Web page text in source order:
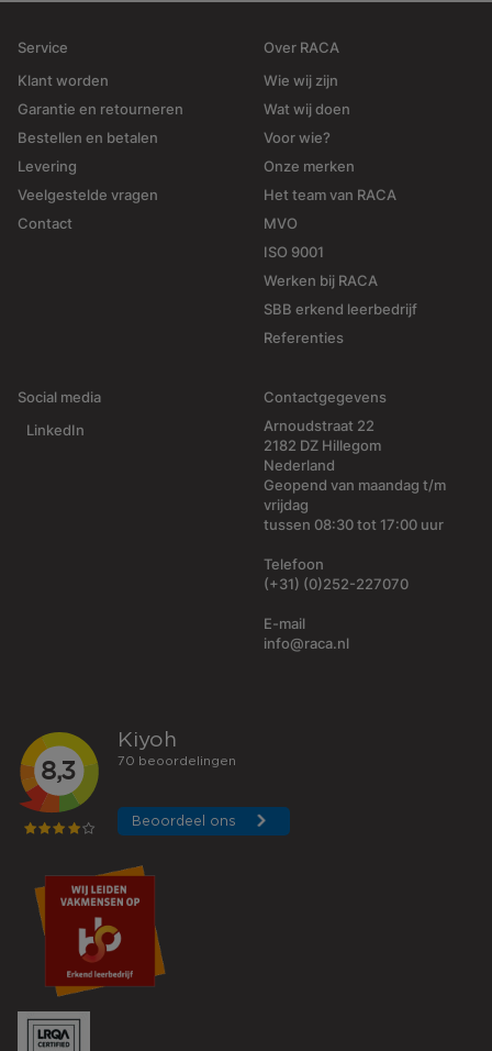
Service
Klant worden
Garantie en retourneren
Bestellen en betalen
Levering
Veelgestelde vragen
Contact
Over RACA
Wie wij zijn
Wat wij doen
Voor wie?
Onze merken
Het team van RACA
MVO
ISO 9001
Werken bij RACA
SBB erkend leerbedrijf
Referenties
Social media
LinkedIn
Contactgegevens
Arnoudstraat 22
2182 DZ Hillegom
Nederland
Geopend van maandag t/m
vrijdag
tussen 08:30 tot 17:00 uur
Telefoon
(+31) (0)252-227070
E-mail
info@raca.nl